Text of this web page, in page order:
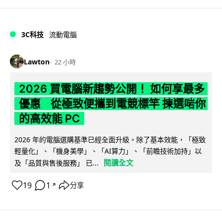
3C科技 流動電腦
Lawton 22 小時
2026 買電腦新趨勢公開！ 如何享最多
優惠 從極致便攜到電競標竿 揀選啱你
的高效能 PC
2026 年的電腦選購基準已經全面升級。除了基本效能，「極致
輕量化」、「機身美學」、「AI算力」、「前瞻技術加持」以
及「品質與售後服務」 已...
閱讀全文
19 1 ↗ 分享